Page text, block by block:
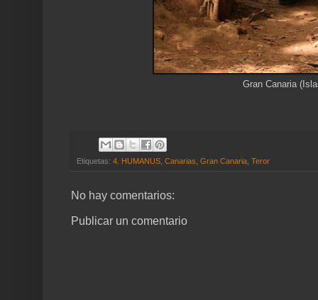
Gran Canaria
Etiquetas: 4. HUMANUS Canarias Gran Canaria Teror
No hay comentarios:
Publicar un comentario